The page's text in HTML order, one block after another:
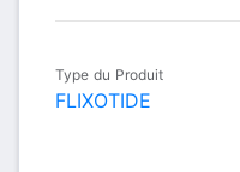
Type du Produit
FLIXOTIDE